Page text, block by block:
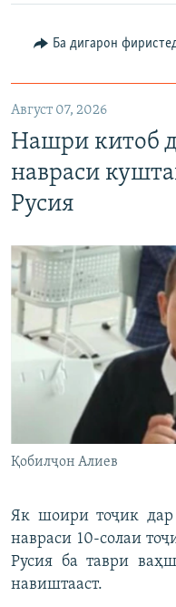
Ба дигарон
Август 07, 2026
Нашри китоб
навраси
Русия
Қобилҷон Алиев
Як шоири тоҷик
навраси 10-солаи
Русия ба таври
навиштааст.